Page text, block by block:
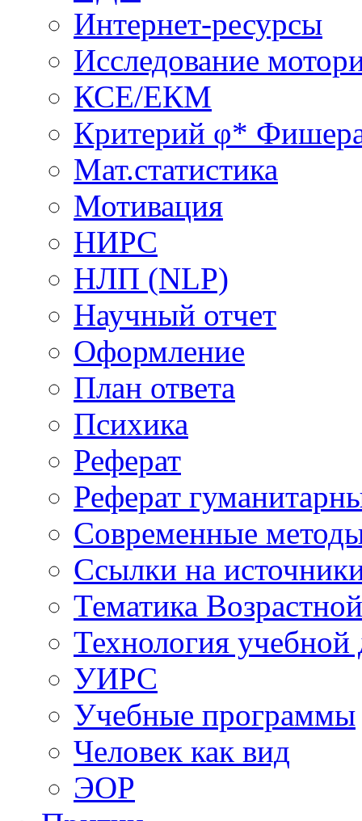
Интернет-ресурсы
Исследование
КСЕ/ЕКМ
Критерий φ*
Мат.статистика
Мотивация
НИРС
НЛП (NLP)
Научный отчет
Оформление
План ответа
Психика
Реферат
Реферат
Современные
Ссылки на
Тематика
Технология учебной
УИРС
Учебные программы
Человек как вид
ЭОР